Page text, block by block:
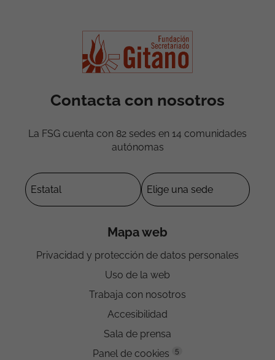
Contacta con nosotros
La FSG cuenta con 82 sedes en 14 comunidades
autónomas
Mapa web
Privacidad y protección de datos personales
Uso de la web
Trabaja con nosotros
Accesibilidad
Sala de prensa
Panel de cookies
5